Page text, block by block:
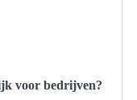
voor bedrijven?